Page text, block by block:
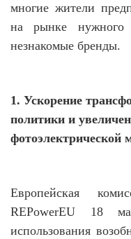
многие жители
на рынке
незнакомые бренды.
1. Ускорение
политики и
фотоэлектрической
Европейская
REPowerEU 18
использования